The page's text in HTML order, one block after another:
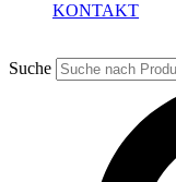
KONTAKT
Suche